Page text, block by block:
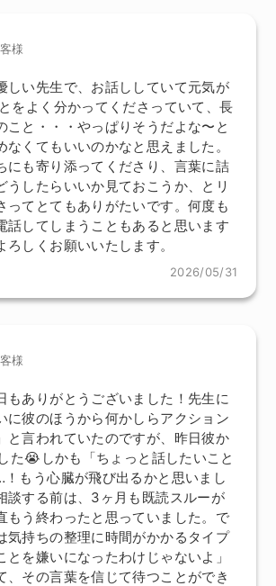
様
しい先生で、お話ししていて元気が
をよく分かってくださっていて、長
こと・・・やっぱりそうだよな〜と
なくてもいいのかなと思えました。
にも寄り添ってくださり、言葉に詰
うしたらいいか見ておこうか、とリ
ってとてもありがたいです。何度も
話してしまうこともあると思います
ろしくお願いいたします。
2026/05/31
様
もありがとうございました！先生に
に彼のほうから何かしらアクション
と言われていたのですが、昨日彼か
た😭しかも「ちょっと話したいこと
もう心臓が飛び出るかと思いまし
する前は、3ヶ月も既読スルーが
もう終わったと思っていました。で
気持ちの整理に時間がかかるタイプ
とを嫌いになったわけじゃないよ」
、その言葉を信じて待つことができ